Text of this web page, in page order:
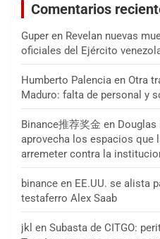
Comentarios
Guper en Revelan nuevas
oficiales del Ejército
Humberto Palencia en Otra
Maduro: falta de personal y
Binance推荐奖金 en Douglas
aprovecha los espacios que
arremeter contra la
binance en EE.UU. se alista
testaferro Alex Saab
jkl en Subasta de CITGO: